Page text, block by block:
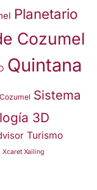
Planetario
Cozumel
Quintana
Sistema
3D
Turismo
Xcaret Xailing